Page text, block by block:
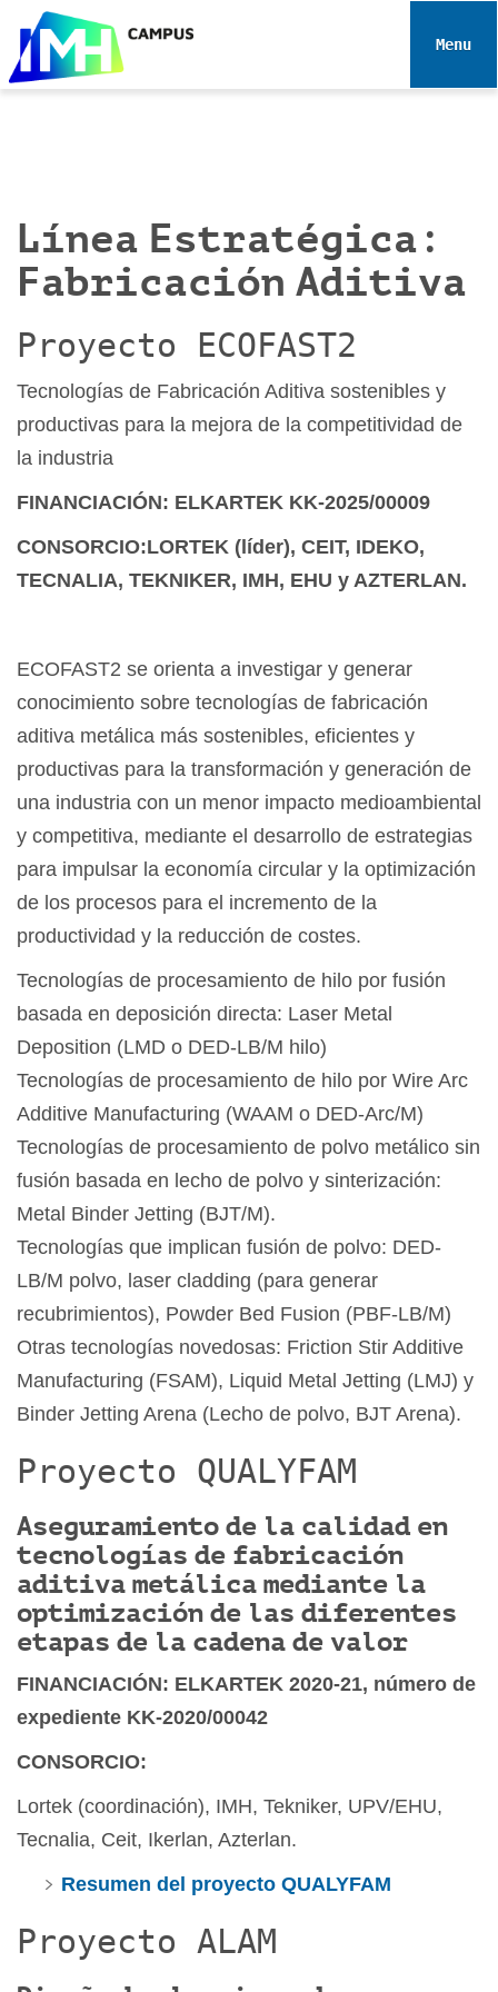
e
Toggle
Línea Estratégica:
Fabricación Aditiva
Proyecto ECOFAST2
Tecnologías de Fabricación Aditiva sostenibles y
productivas para la mejora de la competitividad de
la industria
FINANCIACIÓN: ELKARTEK KK-2025/00009
CONSORCIO:LORTEK (líder), CEIT, IDEKO,
TECNALIA, TEKNIKER, IMH, EHU y AZTERLAN.
ECOFAST2 se orienta a investigar y generar
conocimiento sobre tecnologías de fabricación
aditiva metálica más sostenibles, eficientes y
productivas para la transformación y generación de
una industria con un menor impacto medioambiental
y competitiva, mediante el desarrollo de estrategias
para impulsar la economía circular y la optimización
de los procesos para el incremento de la
productividad y la reducción de costes.
Tecnologías de procesamiento de hilo por fusión
basada en deposición directa: Laser Metal
Deposition (LMD o DED-LB/M hilo)
Tecnologías de procesamiento de hilo por Wire Arc
Additive Manufacturing (WAAM o DED-Arc/M)
Tecnologías de procesamiento de polvo metálico sin
fusión basada en lecho de polvo y sinterización:
Metal Binder Jetting (BJT/M).
Tecnologías que implican fusión de polvo: DED-
LB/M polvo, laser cladding (para generar
recubrimientos), Powder Bed Fusion (PBF-LB/M)
Otras tecnologías novedosas: Friction Stir Additive
Manufacturing (FSAM), Liquid Metal Jetting (LMJ) y
Binder Jetting Arena (Lecho de polvo, BJT Arena).
Proyecto QUALYFAM
Aseguramiento de la calidad en
tecnologías de fabricación
aditiva metálica mediante la
optimización de las diferentes
etapas de la cadena de valor
FINANCIACIÓN: ELKARTEK 2020-21, número de
expediente KK-2020/00042
CONSORCIO:
Lortek (coordinación), IMH, Tekniker, UPV/EHU,
Tecnalia, Ceit, Ikerlan, Azterlan.
Resumen del proyecto QUALYFAM
Proyecto ALAM